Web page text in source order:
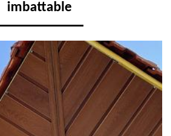
imbattable